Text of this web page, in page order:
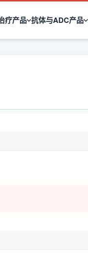
疗产品 抗体与ADC产品